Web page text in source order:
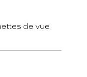
de vue